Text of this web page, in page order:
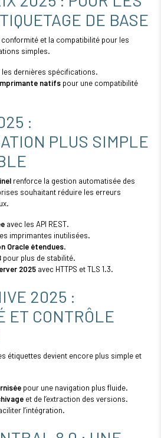
DE BASE
et la compatibilité pour les
simples.
les dernières spécifications.
natifs pour une compatibilité
:
PLUS SIMPLE
renforce la gestion automatisée des
souhaitant réduire les erreurs
avec les API REST.
imprimantes inutilisées.
Oracle étendues.
pour plus de stabilité.
2025 avec HTTPS et TLS 1.3.
2025 :
ET CONTRÔLE
étiquettes devient encore plus simple et
pour une navigation plus fluide.
et de l’extraction des versions.
l’intégration.